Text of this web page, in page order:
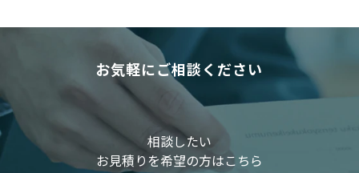
お気軽にご相談ください
相談したい
お見積りを希望の方はこちら